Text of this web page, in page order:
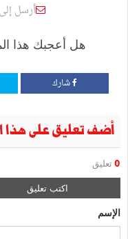
أرسل
هل أعجبك هذا
شارك
أضف تعليق على هذا
0 تعليق
اكتب تعليق
الإسم